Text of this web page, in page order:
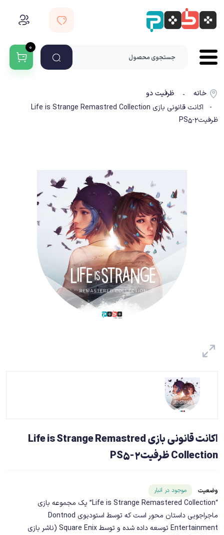
۰
خانه -
ظرفیت دو
- اکانت قانونی بازی Life is Strange Remastred Collection
ظرفیت2-PS5
اکانت قانونی بازی Life is Strange Remastred
Collection ظرفیت2-PS5
وضعیت موجود در انبارشناسه محصول ۲۲۰۶۶
“Life is Strange Remastered Collection” یک مجموعه بازی
ماجراجویی داستان محور است که توسط استودیوی Dontnod
Entertainment توسعه داده شده و توسط Square Enix (ناشر بازی